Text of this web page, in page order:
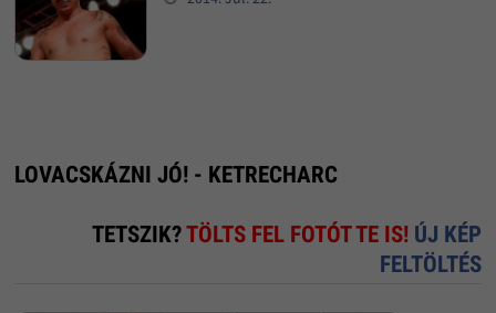
LOVACSKÁZNI JÓ! - KETRECHARC
TETSZIK?TÖLTS FEL FOTÓT TE IS! ÚJ KÉP
FELTÖLTÉS